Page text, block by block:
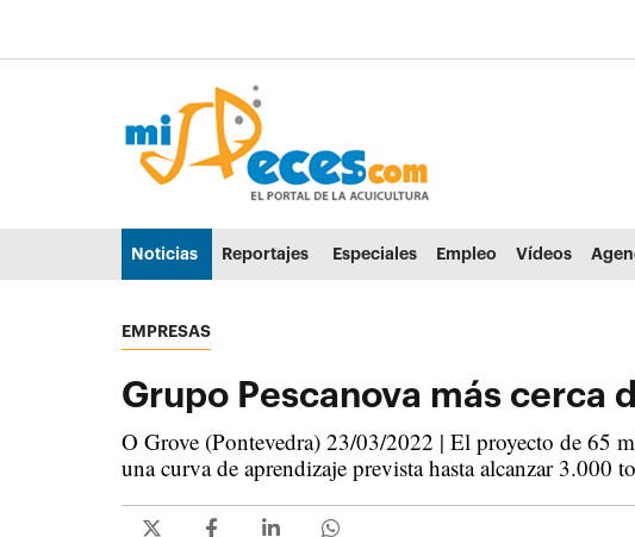
Ir al menú principal (alt + u)
Noticias Reportajes Especiales Empleo Vídeos
EMPRESAS
Grupo Pescanova más cerca
O Grove (Pontevedra) 23/03/2022 | El proyecto de 65
una curva de aprendizaje prevista hasta alcanzar 3.000